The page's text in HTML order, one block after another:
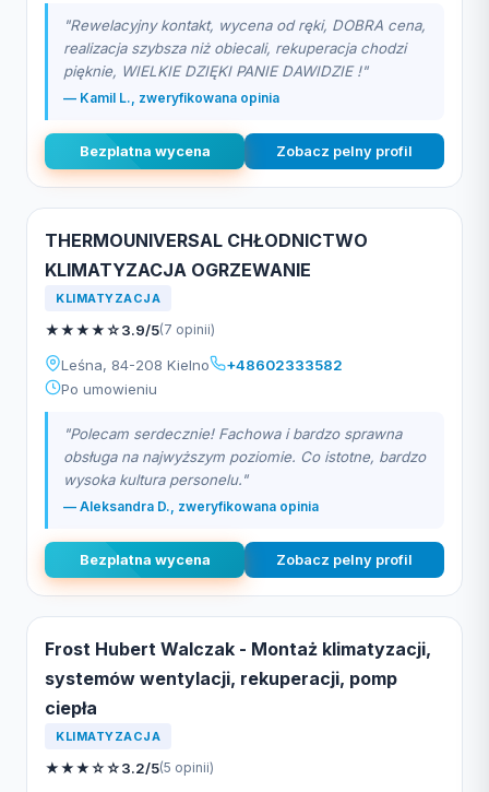
"Rewelacyjny kontakt, wycena od ręki, DOBRA cena,
realizacja szybsza niż obiecali, rekuperacja chodzi
pięknie, WIELKIE DZIĘKI PANIE DAWIDZIE !"
— Kamil L., zweryfikowana opinia
Bezplatna wycena Zobacz pelny profil
THERMOUNIVERSAL CHŁODNICTWO
KLIMATYZACJA OGRZEWANIE
KLIMATYZACJA
★★★★☆3.9/5(7 opinii)
Leśna, 84-208 Kielno
+48602333582
Po umowieniu
"Polecam serdecznie! Fachowa i bardzo sprawna
obsługa na najwyższym poziomie. Co istotne, bardzo
wysoka kultura personelu."
— Aleksandra D., zweryfikowana opinia
Bezplatna wycena Zobacz pelny profil
Frost Hubert Walczak - Montaż klimatyzacji,
systemów wentylacji, rekuperacji, pomp
ciepła
KLIMATYZACJA
★★★☆☆3.2/5(5 opinii)